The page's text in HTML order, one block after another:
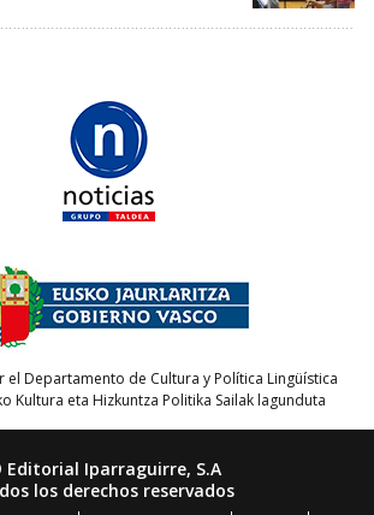
el Departamento de Cultura y Política Lingüística
Kultura eta Hizkuntza Politika Sailak lagunduta
Editorial Iparraguirre, S.A
los derechos reservados